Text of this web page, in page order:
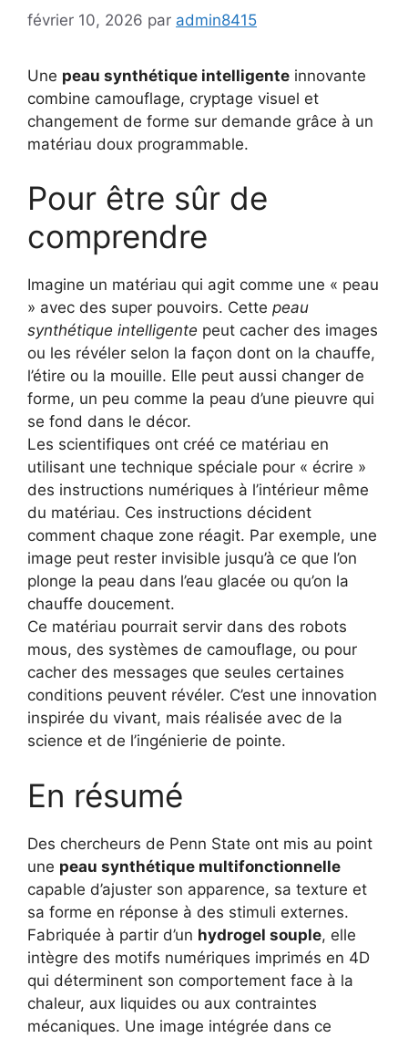
février 10, 2026 par admin8415
Une peau synthétique intelligente innovante
combine camouflage, cryptage visuel et
changement de forme sur demande grâce à un
matériau doux programmable.
Pour être sûr de
comprendre
Imagine un matériau qui agit comme une « peau
» avec des super pouvoirs. Cette peau
synthétique intelligente peut cacher des images
ou les révéler selon la façon dont on la chauffe,
l’étire ou la mouille. Elle peut aussi changer de
forme, un peu comme la peau d’une pieuvre qui
se fond dans le décor.
Les scientifiques ont créé ce matériau en
utilisant une technique spéciale pour « écrire »
des instructions numériques à l’intérieur même
du matériau. Ces instructions décident
comment chaque zone réagit. Par exemple, une
image peut rester invisible jusqu’à ce que l’on
plonge la peau dans l’eau glacée ou qu’on la
chauffe doucement.
Ce matériau pourrait servir dans des robots
mous, des systèmes de camouflage, ou pour
cacher des messages que seules certaines
conditions peuvent révéler. C’est une innovation
inspirée du vivant, mais réalisée avec de la
science et de l’ingénierie de pointe.
En résumé
Des chercheurs de Penn State ont mis au point
une peau synthétique multifonctionnelle
capable d’ajuster son apparence, sa texture et
sa forme en réponse à des stimuli externes.
Fabriquée à partir d’un hydrogel souple, elle
intègre des motifs numériques imprimés en 4D
qui déterminent son comportement face à la
chaleur, aux liquides ou aux contraintes
mécaniques. Une image intégrée dans ce